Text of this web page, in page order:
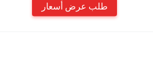
طلب عرض أسعار